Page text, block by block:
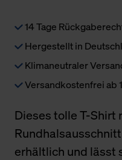
14 Tage
Hergestellt in
Klimaneutraler
Versandkostenfrei ab
Dieses tolle T-Shirt
erhältlich und lässt